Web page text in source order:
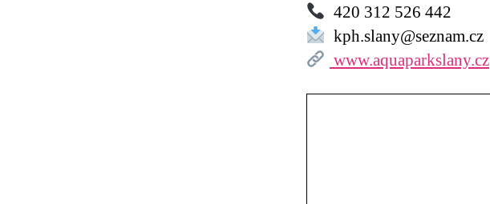
420 312 526 442
kph.slany@seznam.cz
www.aquaparkslany.cz